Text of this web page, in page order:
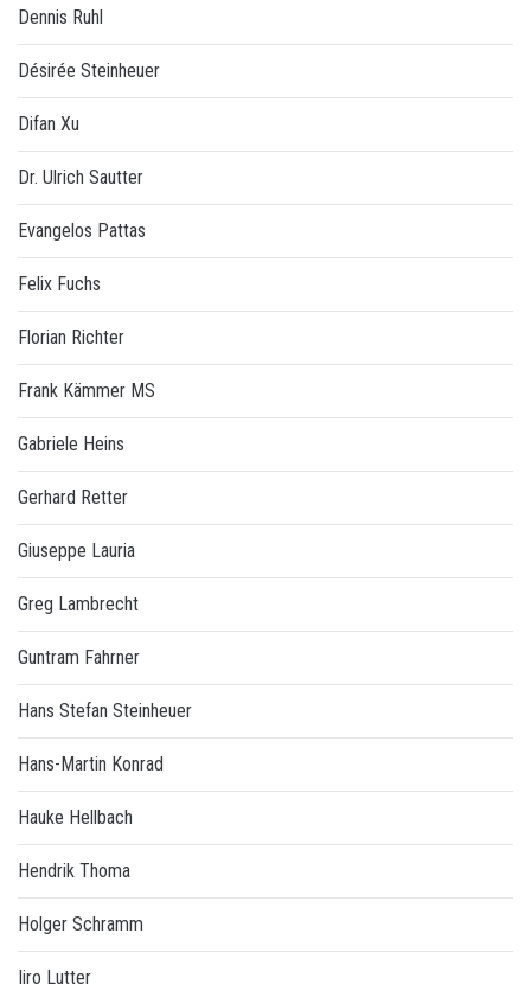
Dennis Ruhl
Désirée Steinheuer
Difan Xu
Dr. Ulrich Sautter
Evangelos Pattas
Felix Fuchs
Florian Richter
Frank Kämmer MS
Gabriele Heins
Gerhard Retter
Giuseppe Lauria
Greg Lambrecht
Guntram Fahrner
Hans Stefan Steinheuer
Hans-Martin Konrad
Hauke Hellbach
Hendrik Thoma
Holger Schramm
Iiro Lutter